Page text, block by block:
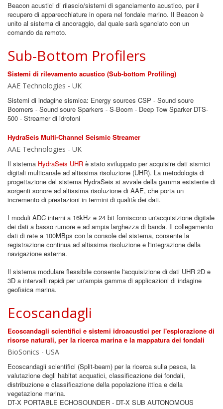
Beacon acustici di rilascio/sistemi di sganciamento acustico, per il
recupero di apparecchiature in opera nel fondale marino. Il Beacon è
unito al sistema di ancoraggio, dal quale sarà sganciato con un
comando da remoto.
Sub-Bottom Profilers
Sistemi di rilevamento acustico (Sub-bottom Profiling)
AAE Technologies - UK
Sistemi di indagine sismica: Energy sources CSP - Sound soure
Boomers - Sound soure Sparkers - S-Boom - Deep Tow Sparker DTS-
500 - Streamer di idrofoni
HydraSeis Multi-Channel Seismic Streamer
AAE Technologies - UK
Il sistema HydraSeis UHR è stato sviluppato per acquisire dati sismici
digitali multicanale ad altissima risoluzione (UHR). La metodologia di
progettazione del sistema HydraSeis si avvale della gamma esistente di
sorgenti sonore ad altissima risoluzione di AAE, che porta un
incremento di prestazioni in termini di qualità dei dati.
I moduli ADC interni a 16kHz e 24 bit forniscono un'acquisizione digitale
dei dati a basso rumore e ad ampia larghezza di banda. Il collegamento
dati di rete a 100MBps con la console del sistema, consente la
registrazione continua ad altissima risoluzione e l'integrazione della
navigazione esterna.
Il sistema modulare flessibile consente l'acquisizione di dati UHR 2D e
3D a intervalli rapidi per un'ampia gamma di applicazioni di indagine
geofisica marina.
Ecoscandagli
Ecoscandagli scientifici e sistemi idroacustici per l'esplorazione di
risorse naturali, per la ricerca marina e la mappatura dei fondali
BioSonics - USA
Ecoscandagli scientifici (Split-beam) per la ricerca sulla pesca, la
valutazione degli habitat acquatici, classificazione dei fondali,
distribuzione e classificazione della popolazione ittica e della
vegetazione marina.
DT-X PORTABLE ECHOSOUNDER - DT-X SUB AUTONOMOUS